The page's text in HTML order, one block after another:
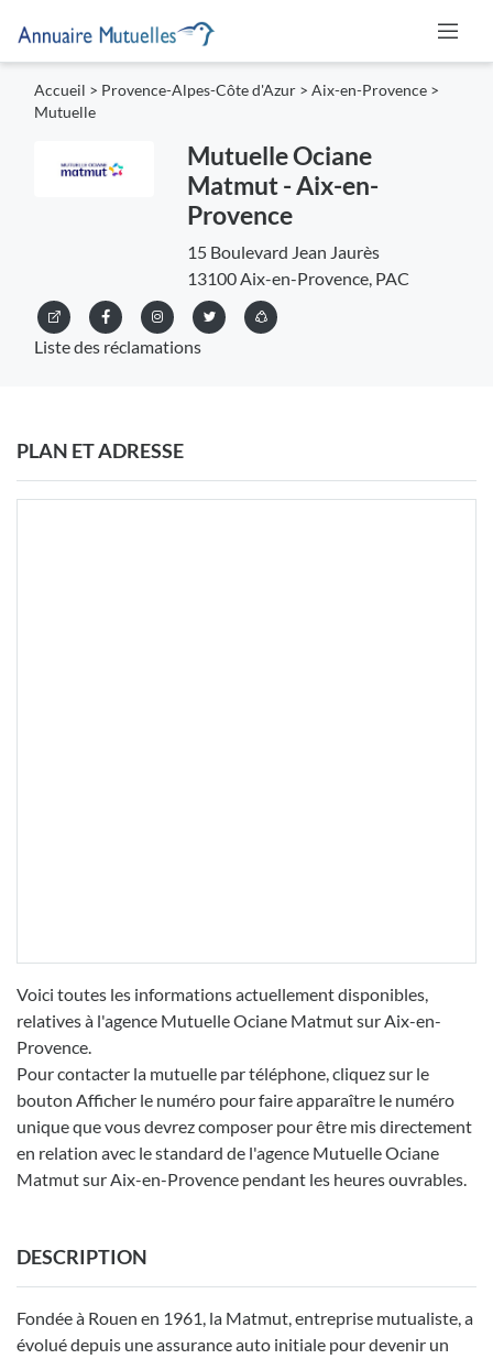
Accueil > Provence-Alpes-Côte d'Azur > Aix-en-Provence >
Mutuelle
Mutuelle Ociane
Matmut - Aix-en-
Provence
15 Boulevard Jean Jaurès
13100 Aix-en-Provence, PAC
Liste des réclamations
PLAN ET ADRESSE
Voici toutes les informations actuellement disponibles,
relatives à l'agence Mutuelle Ociane Matmut sur Aix-en-
Provence.
Pour contacter la mutuelle par téléphone, cliquez sur le
bouton Afficher le numéro pour faire apparaître le numéro
unique que vous devrez composer pour être mis directement
en relation avec le standard de l'agence Mutuelle Ociane
Matmut sur Aix-en-Provence pendant les heures ouvrables.
DESCRIPTION
Fondée à Rouen en 1961, la Matmut, entreprise mutualiste, a
évolué depuis une assurance auto initiale pour devenir un